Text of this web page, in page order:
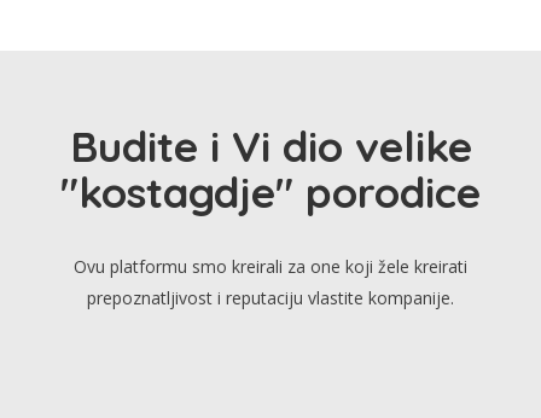
Budite i Vi dio velike
"kostagdje" porodice
Ovu platformu smo kreirali za one koji žele kreirati
prepoznatljivost i reputaciju vlastite kompanije.